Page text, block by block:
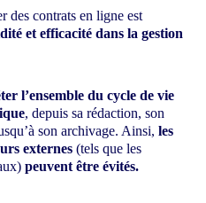
des contrats en ligne est
et efficacité dans la gestion
l’ensemble du cycle de vie
, depuis sa rédaction, son
son archivage. Ainsi, les
externes (tels que les
peuvent être évités.